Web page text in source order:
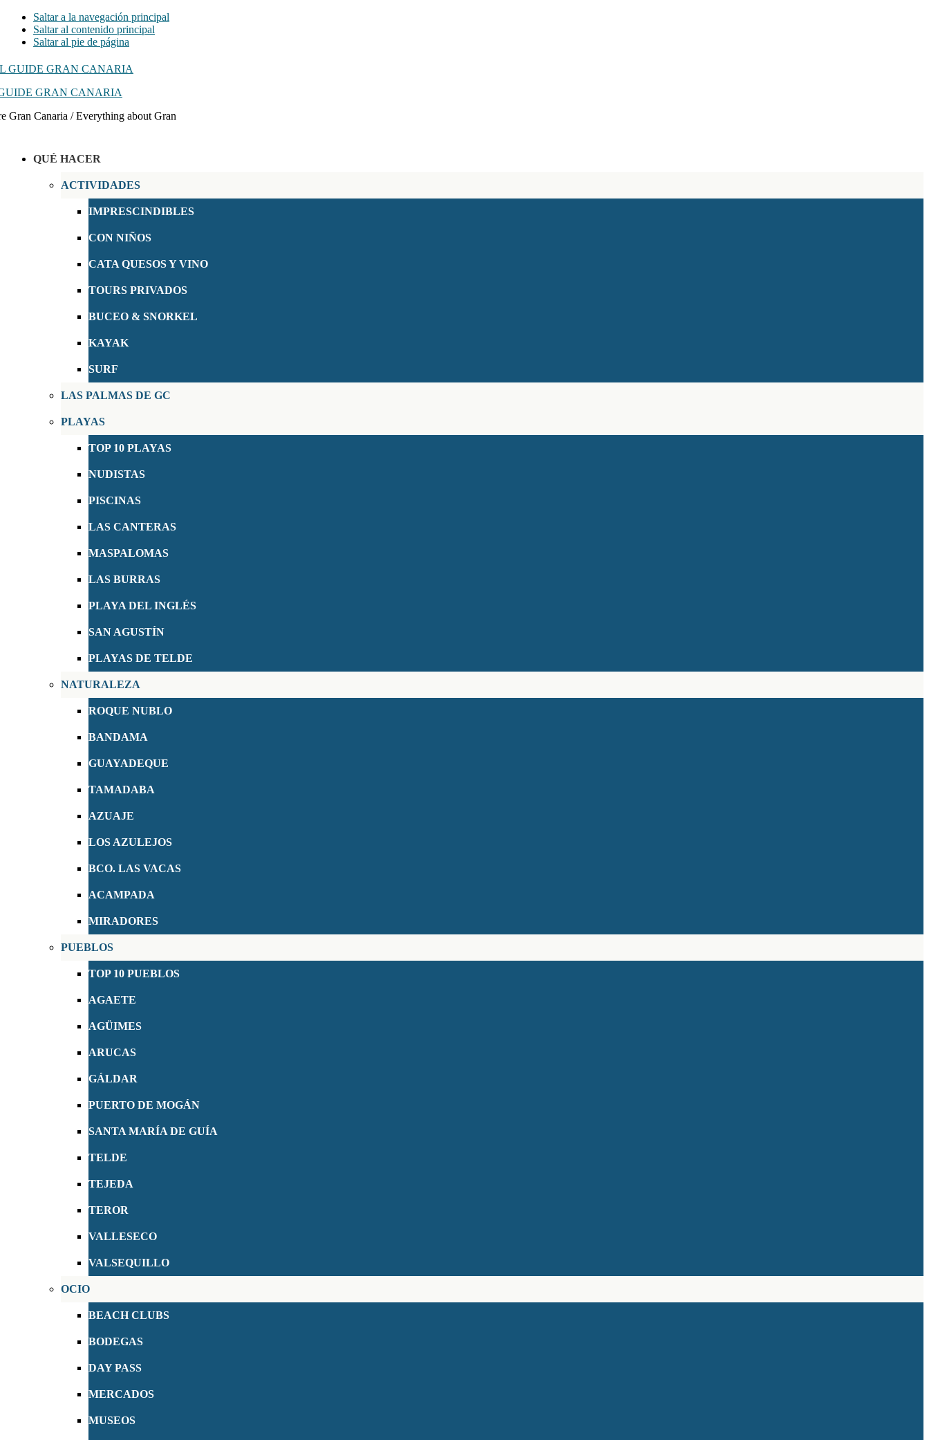
Saltar a la navegación principal
Saltar al contenido principal
Saltar al pie de página
GRAN CANARIA
Gran Canaria / Everything about Gran
QUÉ HACER
ACTIVIDADES
IMPRESCINDIBLES
CON NIÑOS
CATA QUESOS Y VINO
TOURS PRIVADOS
BUCEO & SNORKEL
KAYAK
SURF
LAS PALMAS DE GC
PLAYAS
TOP 10 PLAYAS
NUDISTAS
PISCINAS
LAS CANTERAS
MASPALOMAS
LAS BURRAS
PLAYA DEL INGLÉS
SAN AGUSTÍN
PLAYAS DE TELDE
NATURALEZA
ROQUE NUBLO
BANDAMA
GUAYADEQUE
TAMADABA
AZUAJE
LOS AZULEJOS
BCO. LAS VACAS
ACAMPADA
MIRADORES
PUEBLOS
TOP 10 PUEBLOS
AGAETE
AGÜIMES
ARUCAS
GÁLDAR
PUERTO DE MOGÁN
SANTA MARÍA DE GUÍA
TELDE
TEJEDA
TEROR
VALLESECO
VALSEQUILLO
OCIO
BEACH CLUBS
BODEGAS
DAY PASS
MERCADOS
MUSEOS